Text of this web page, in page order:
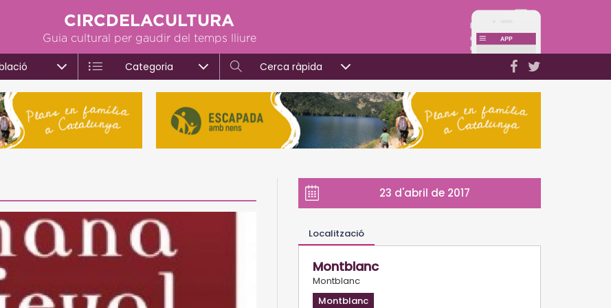
CIRCDELACULTURA
Guia cultural per gaudir del temps lliure
Categoria Cerca ràpida
23 d'abril de 2017
Localització
Montblanc
Montblanc
Montblanc